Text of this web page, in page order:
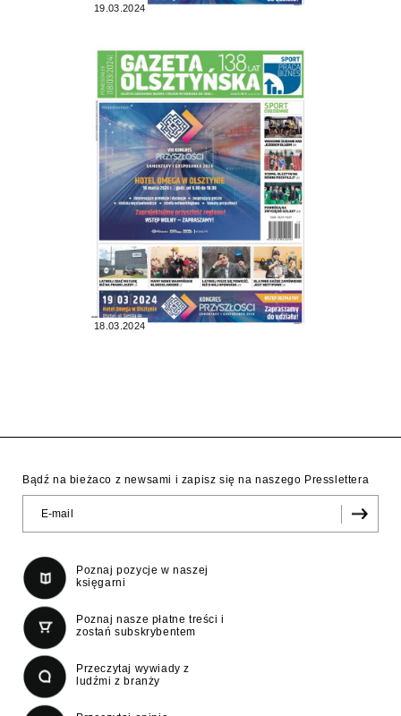
19.03.2024
18.03.2024
Bądź na bieżaco z newsami i zapisz się na naszego Presslettera
Poznaj pozycje w naszej
księgarni
Poznaj nasze płatne treści i
zostań subskrybentem
Przeczytaj wywiady z
ludźmi z branży